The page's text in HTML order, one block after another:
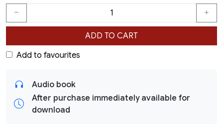
ADD TO CART
Add to favourites
Audio book
After purchase immediately available for
download